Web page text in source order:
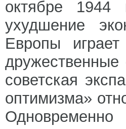
октябре 1944
ухудшение
Европы
советская
оптимизма»